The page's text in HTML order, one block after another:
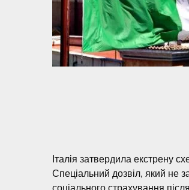
Італія затвердила екстрену
Спеціальний дозвіл, який не
соціального страхування